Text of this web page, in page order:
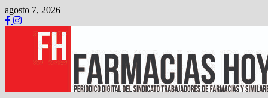
Saltar
al
contenido
agosto 7, 2026